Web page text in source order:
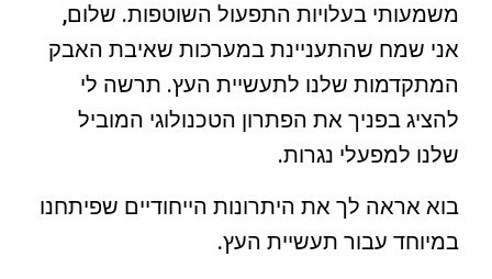
משמעותי בעלויות התפעול השוטפות. שלום,
אני שמח שהתעניינת במערכות שאיבת האבק
המתקדמות שלנו לתעשיית העץ. תרשה לי
להציג בפניך את הפתרון הטכנולוגי המוביל
שלנו למפעלי נגרות.
בוא אראה לך את היתרונות הייחודיים שפיתחנו
במיוחד עבור תעשיית העץ.